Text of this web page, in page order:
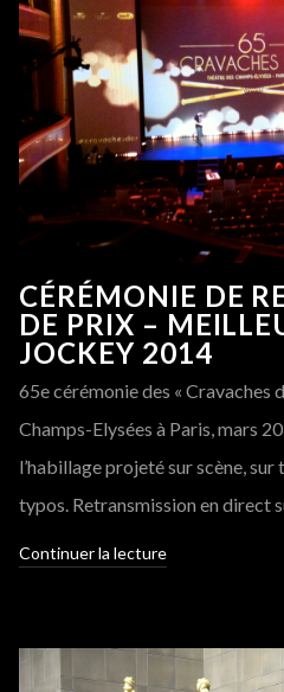
CÉRÉMONIE DE
DE PRIX –
JOCKEY 2014
65e cérémonie des « Cravaches
Champs-Elysées à Paris, mars
l’habillage projeté sur scène,
typos. Retransmission en direct
Continuer la lecture